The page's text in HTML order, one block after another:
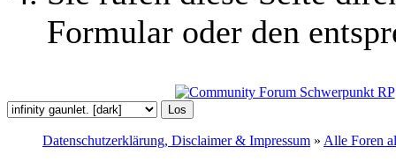
Formular oder den
Datenschutzerklärung, Disclaimer & Impressum » Alle Foren